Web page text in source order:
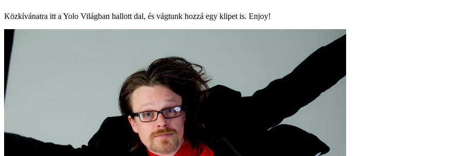
Közkívánatra itt a Yolo Világban hallott dal, és vágtunk hozzá egy klipet is. Enjoy!